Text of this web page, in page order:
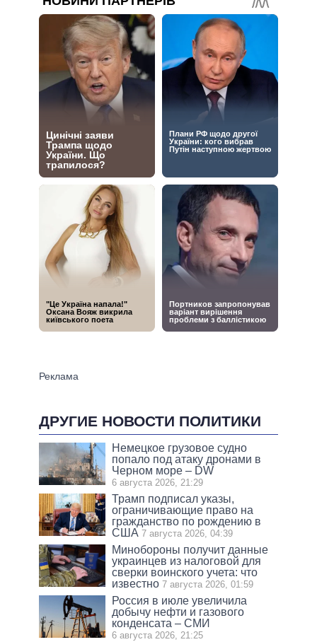
ДРУГИЕ НОВОСТИ ПОЛИТИКИ
Немецкое грузовое судно
попало под атаку дронами в
Черном море – DW
6 августа 2026, 21:29
Трамп подписал указы,
ограничивающие право на
гражданство по рождению в
США 7 августа 2026, 04:39
Минобороны получит данные
украинцев из налоговой для
сверки воинского учета: что
известно 7 августа 2026, 01:59
Россия в июле увеличила
добычу нефти и газового
конденсата – СМИ
6 августа 2026, 21:25